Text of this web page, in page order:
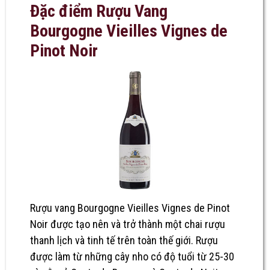
Đặc điểm Rượu Vang
Bourgogne Vieilles Vignes de
Pinot Noir
Rượu vang Bourgogne Vieilles Vignes de Pinot
Noir được tạo nên và trở thành một chai rượu
thanh lịch và tinh tế trên toàn thế giới. Rượu
được làm từ những cây nho có độ tuổi từ 25-30